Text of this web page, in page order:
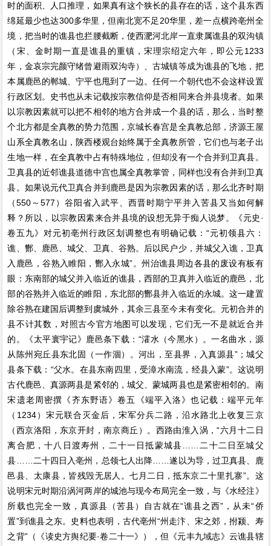
时的面积、人口推理，如果真有这个狭长的县存在的话，这个县东西
绵延最少也达300多华里，但南北宽不足20华里，差一点横跨亳州全
境，把当时的谯县也拦腰截断，使西淝河北岸一直隶属谯县的双沟镇
（宋、金时期一直是谯县的重镇，宋理宗绍定六年，即公元1233
年，金哀宗完颜守绪曾避雨双沟寺）、古城镇等成为谯县的飞地，把
本属鹿邑的郸城、宁平也甩到了一边。任何一个朝代也不会这样设置
行政区划。史书也从未记载按宗教信仰是否相同来合并县境者。如果
以宗教因素就可以把不相邻的地方合并成一个县的话，那么，当时整
个北方都是全真教的势力范围，京城长春宫是全真教总部，济源王屋
山系全真教名山，陕西楼观台始终属于全真教所管，它们也与老子出
生地一样，在全真教中占有特殊地位，但却没有一个合并到卫真县。
卫真县的近邻谯县道德中宫也属全真教掌管，同样也没有合并到卫真
县。如果说元代卫真合并到鹿邑是因为宗教因素的话，那么北齐时期
（550～577）谷阳省入武平、西晋时期宁平并入苦县又当如何解
释？所以，以宗教因素来合并县境的设想无异于痴人说梦。《元史·
卷五九》对元初亳州行政区划调整也有明确记载：“元初领县六：
谯、酂、鹿邑、城父、卫真、谷熟。后以民户少，并城父入谯，卫真
入鹿邑，谷熟入睢阳，酂入永城”。州治谯县周边各县的废设有板有
眼：东南部的城父并入临近的谯县，西部的卫真并入临近的鹿邑，北
部的谷熟并入临近的睢阳，东北部的酂县并入临近的永城。这一建置
除谷熟在建国后调整到虞城外，其余三县至今未有变化。元初合并的
县不计其数，对照古今官方地图可以发现，它们无一不是就近合并
的。《太平寰宇记》鹿邑条下载：“瀖水（今黑水）。一名曲水，源
从陈州宛丘县东北固（一作涸）。河出，至县界，入真源县”；城父
县条下载：“父水。在县东南四里，受漳水南流，经县入蒙”。这说明
古代鹿邑、真源两县是紧邻的，城父、蒙城两县也是紧密相邻的。南
宋遗老周密撰《齐东野语》卷五《端平入洛》也记载：端平元年
（1234）宋元联合灭金后，宋军分兵二路，沿水路北上收复三京
（西京洛阳，东京开封，南京商丘）。西路由淮入涡，“六月十二日
离合肥，十八日渡寿州，二十一日抵蒙城县……二十二日至城父
县……二十四日入亳州，总领七人出降……遂以为导，过卫真县、鹿
邑县、太康县，皆残毁无居人。七月二日，抵东京二十里扎寨”。这
说明宋元时期沿涡河两岸的城池与现今布局完全一致，与《水经注》
所载也完全一致，真源县（苦县）自古就在“谯县之西”，从未“侨
置”到谯县之东。史料也表明，古代亳州“州走汴、宋之郊，拊颍、寿
之背”（《读史方舆纪要·卷二十一》），但《元丰九域志》云谯县辖